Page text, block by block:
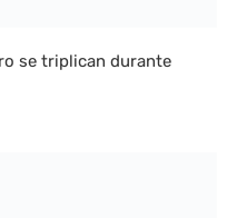
se triplican durante